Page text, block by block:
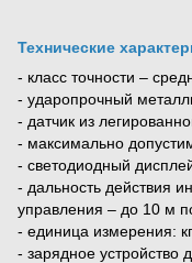
Технические
- класс точности –
- ударопрочный
- датчик из
- максимально
- светодиодный
- дальность действия
управления – до 10 м
- единица измерения:
- зарядное устройство